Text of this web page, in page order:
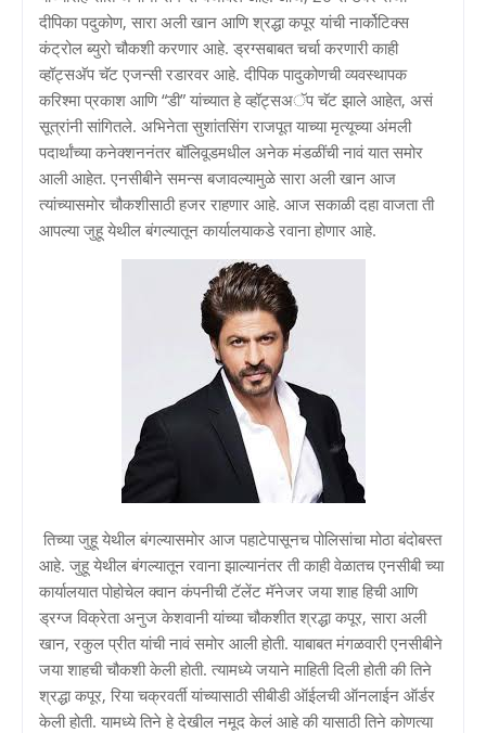
दीपिका पदुकोण, सारा अली खान आणि श्रद्धा कपूर यांची नार्कोटिक्स
कंट्रोल ब्युरो चौकशी करणार आहे. ड्रग्सबाबत चर्चा करणारी काही
व्हॉट्सअ‍ॅप चॅट एजन्सी रडारवर आहे. दीपिक पादुकोणची व्यवस्थापक
करिश्मा प्रकाश आणि “डी” यांच्यात हे व्हॉट्सअॅप चॅट झाले आहेत, असं
सूत्रांनी सांगितले. अभिनेता सुशांतसिंग राजपूत याच्या मृत्यूच्या अंमली
पदार्थांच्या कनेक्शननंतर बॉलिवूडमधील अनेक मंडळींची नावं यात समोर
आली आहेत. एनसीबीने समन्स बजावल्यामुळे सारा अली खान आज
त्यांच्यासमोर चौकशीसाठी हजर राहणार आहे. आज सकाळी दहा वाजता ती
आपल्या जुहू येथील बंगल्यातून कार्यालयाकडे रवाना होणार आहे.
तिच्या जुहू येथील बंगल्यासमोर आज पहाटेपासूनच पोलिसांचा मोठा बंदोबस्त
आहे. जुहू येथील बंगल्यातून रवाना झाल्यानंतर ती काही वेळातच एनसीबी च्या
कार्यालयात पोहोचेल क्वान कंपनीची टॅलेंट मॅनेजर जया शाह हिची आणि
ड्रग्ज विक्रेता अनुज केशवानी यांच्या चौकशीत श्रद्धा कपूर, सारा अली
खान, रकुल प्रीत यांची नावं समोर आली होती. याबाबत मंगळवारी एनसीबीने
जया शाहची चौकशी केली होती. त्यामध्ये जयाने माहिती दिली होती की तिने
श्रद्धा कपूर, रिया चक्रवर्ती यांच्यासाठी सीबीडी ऑईलची ऑनलाईन ऑर्डर
केली होती. यामध्ये तिने हे देखील नमूद केलं आहे की यासाठी तिने कोणत्या